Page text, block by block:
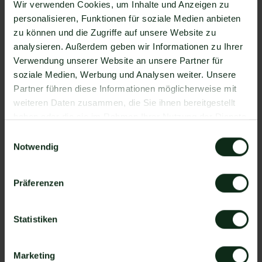
Wir verwenden Cookies, um Inhalte und Anzeigen zu
personalisieren, Funktionen für soziale Medien anbieten
zu können und die Zugriffe auf unsere Website zu
analysieren. Außerdem geben wir Informationen zu Ihrer
Verwendung unserer Website an unsere Partner für
soziale Medien, Werbung und Analysen weiter. Unsere
Partner führen diese Informationen möglicherweise mit
weiteren Daten zusammen, die Sie ihnen bereitgestellt
Notwendig
Präferenzen
Statistiken
Marketing
Verfügung, die Sie mit WhatsApp verbinden
können. Darunter ist natürlich auch PropertyRadar
!
Da der Einrichtungsprozess der Integration je nach
dem Anbieter der WhatsApp API Schnittstelle
differenziert, gibt es keine allgemein gültige
Anleitung. Wir zeigen Ihnen im Folgenden, wie die
Einrichtung der Integration von PropertyRadar und
WhatsApp mit Mateo funktioniert.
PropertyRadar und WhatsApp
Schritt 1: Zapier Konto erstellen, PropertyRadar
Account und Mateo Konto hinzufügen
Mateo) als Auslöser hinzufügen
hinzufügen.